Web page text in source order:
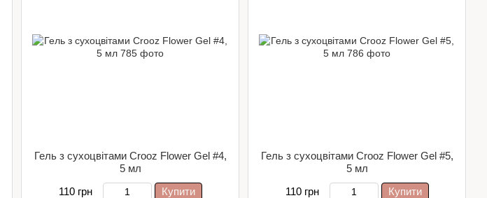
Гель з сухоцвітами Crooz Flower Gel #4,
5 мл
110 грн
Купити
Гель з сухоцвітами Crooz Flower Gel #5,
5 мл
110 грн
Купити